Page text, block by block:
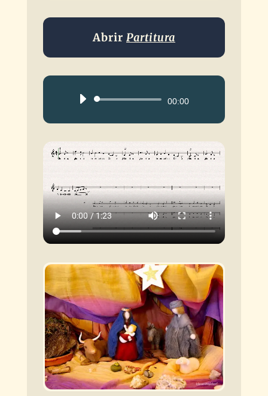
Abrir Partitura
Reproductor00:00